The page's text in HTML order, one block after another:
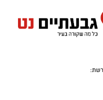
החלום יהפוך למציאות